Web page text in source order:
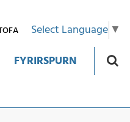
Select Language ▼
FYRIRSPURN